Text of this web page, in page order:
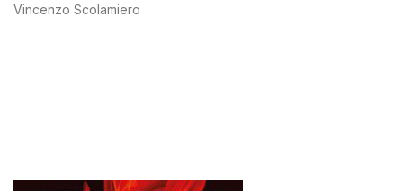
Vincenzo Scolamiero